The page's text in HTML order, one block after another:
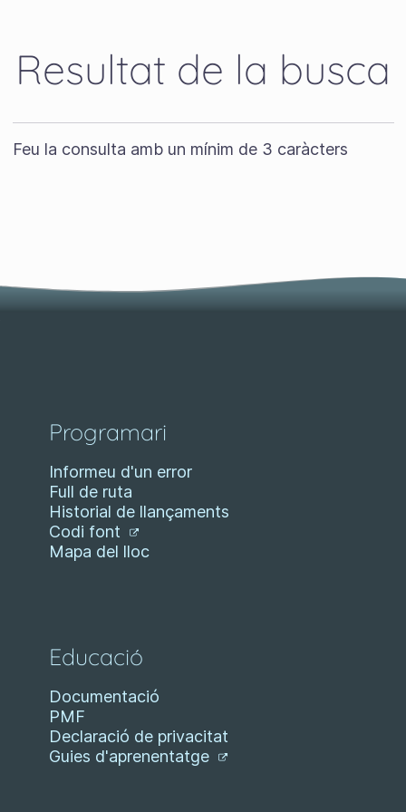
Resultat de la busca
Feu la consulta amb un mínim de 3 caràcters
Programari
Informeu d'un error
Full de ruta
Historial de llançaments
Codi font
Mapa del lloc
Educació
Documentació
PMF
Declaració de privacitat
Guies d'aprenentatge